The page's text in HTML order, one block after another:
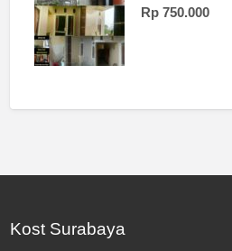
Rp 750.000
Kost Surabaya